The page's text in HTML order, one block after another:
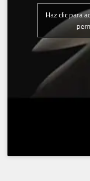
Haz clic para